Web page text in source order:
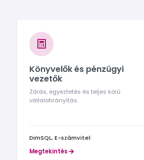
Könyvelők és pénzügyi
vezetők
Zárás, egyeztetés és teljes körű
vállalatirányítás.
DimSQL, E-számvitel
Megtekintés